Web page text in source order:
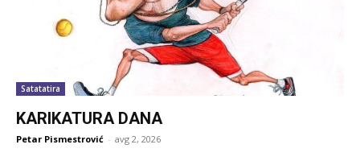
Satatatira
KARIKATURA DANA
Petar Pismestrović - avg 2, 2026